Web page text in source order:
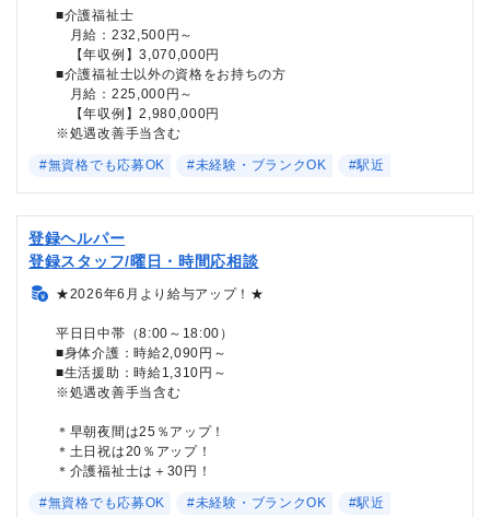
■介護福祉士
月給：232,500円～
【年収例】3,070,000円
■介護福祉士以外の資格をお持ちの方
月給：225,000円～
【年収例】2,980,000円
※処遇改善手当含む
#無資格でも応募OK #未経験・ブランクOK #駅近
登録ヘルパー
登録スタッフ/曜日・時間応相談
★2026年6月より給与アップ！★
平日日中帯（8:00～18:00）
■身体介護：時給2,090円～
■生活援助：時給1,310円～
※処遇改善手当含む
＊早朝夜間は25％アップ！
＊土日祝は20％アップ！
＊介護福祉士は＋30円！
#無資格でも応募OK #未経験・ブランクOK #駅近